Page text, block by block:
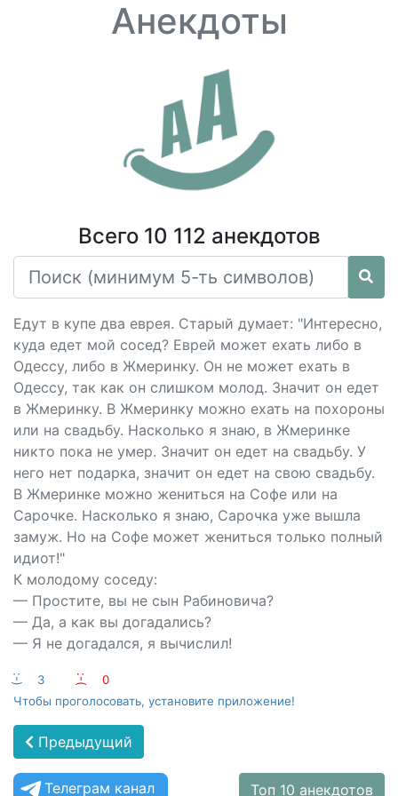
Анекдоты
Всего 10 112 анекдотов
Едут в купе два еврея. Старый думает: "Интересно,
куда едет мой сосед? Еврей может ехать либо в
Одессу, либо в Жмеринку. Он не может ехать в
Одессу, так как он слишком молод. Значит он едет
в Жмеринку. В Жмеринку можно ехать на похороны
или на свадьбу. Насколько я знаю, в Жмеринке
никто пока не умер. Значит он едет на свадьбу. У
него нет подарка, значит он едет на свою свадьбу.
В Жмеринке можно жениться на Софе или на
Сарочке. Насколько я знаю, Сарочка уже вышла
замуж. Но на Софе может жениться только полный
идиот!"
К молодому соседу:
— Простите, вы не сын Рабиновича?
— Да, а как вы догадались?
— Я не догадался, я вычислил!
:-) 3 :-(
0
Чтобы проголосовать, установите приложение!
Предыдущий
Телеграм канал Топ 10 анекдотов